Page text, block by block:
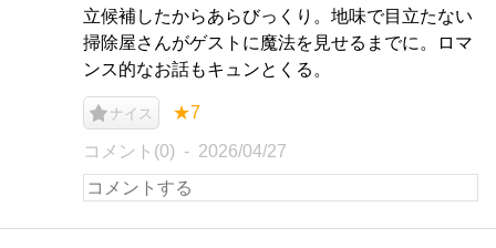
立候補したからあらびっくり。地味で目立たない
掃除屋さんがゲストに魔法を見せるまでに。ロマ
ンス的なお話もキュンとくる。
ナイス ★7
コメント(0) 2026/04/27